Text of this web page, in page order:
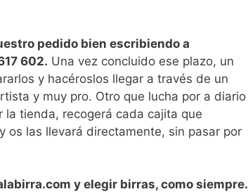
pedido bien escribiendo a
602. Una vez concluido ese plazo, un
y hacéroslos llegar a través de un
y muy pro. Otro que lucha por a diario
la tienda, recogerá cada cajita que
os las llevará directamente, sin pasar por
y elegir birras, como siempre.